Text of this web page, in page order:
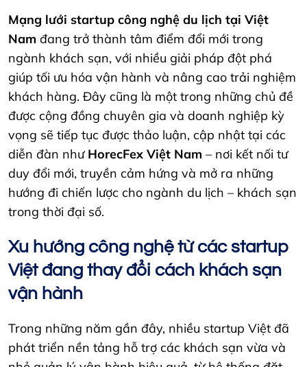
Mạng lưới startup công nghệ du lịch tại Việt
Nam đang trở thành tâm điểm đổi mới trong
ngành khách sạn, với nhiều giải pháp đột phá
giúp tối ưu hóa vận hành và nâng cao trải nghiệm
khách hàng. Đây cũng là một trong những chủ đề
được cộng đồng chuyên gia và doanh nghiệp kỳ
vọng sẽ tiếp tục được thảo luận, cập nhật tại các
diễn đàn như HorecFex Việt Nam – nơi kết nối tư
duy đổi mới, truyền cảm hứng và mở ra những
hướng đi chiến lược cho ngành du lịch – khách sạn
trong thời đại số.
Xu hướng công nghệ từ các startup
Việt đang thay đổi cách khách sạn
vận hành
Trong những năm gần đây, nhiều startup Việt đã
phát triển nền tảng hỗ trợ các khách sạn vừa và